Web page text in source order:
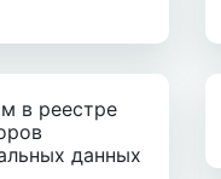
в реестре
данных